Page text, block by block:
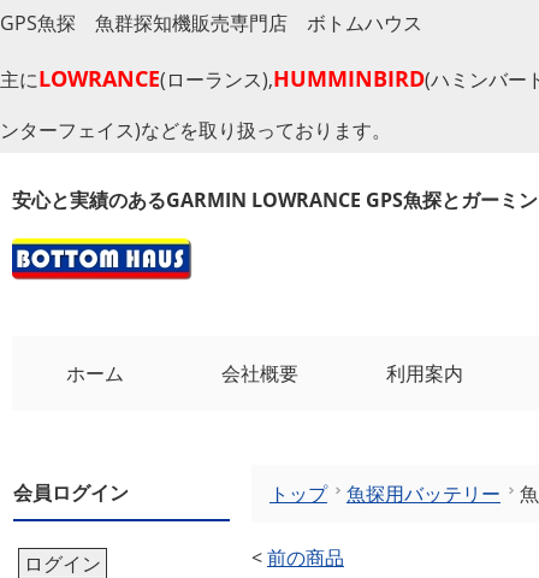
GPS魚探 魚群探知機販売専門店 ボトムハウス
主にLOWRANCE(ローランス),HUMMINBIRD(ハミンバー
ンターフェイス)などを取り扱っております。
安心と実績のあるGARMIN LOWRANCE GPS魚探とガーミ
ホーム 会社概要 利用案内
会員ログイン
ログイン
トップ 魚探用バッテリー
<前の商品